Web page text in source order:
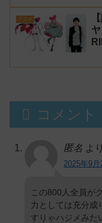
アニメ
コメント
匿名 よ
2025年9
この800人全員が
力としては充分成
すりゃハジメみた